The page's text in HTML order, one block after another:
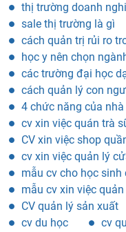
thị trường doanh
sale thị trường là gì
cách quản trị rủi ro
học y nên chọn
các trường đại học
cách quản lý con
4 chức năng của
cv xin việc quán trà
CV xin việc shop
cv xin việc quản lý
mẫu cv cho học sinh
mẫu cv xin việc
CV quản lý sản xuất
cv du học
cv